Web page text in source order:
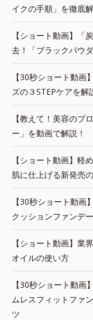
イクの手順」を徹底解
【ショート動画】「
去！「ブラックパウ
【30秒ショート動
ズの３STEPケアを解
【教えて！美容のプ
ー」を動画で解説！
【ショート動画】軽
肌に仕上げる新発売
【30秒ショート動
クッションファンデ
【ショート動画】業
オイルの使い方
【30秒ショート動画
ムレスフィットファ
ツ